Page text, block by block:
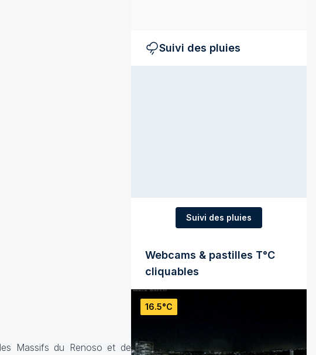
Massifs du Renoso et de
Suivi des pluies
Suivi des pluies
Webcams & pastilles T°C
cliquables
16.5°C